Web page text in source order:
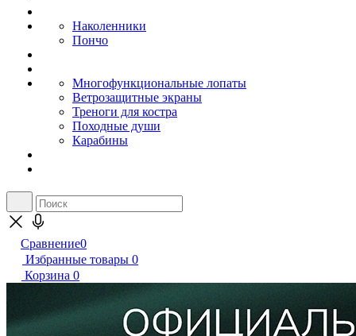
Наколенники
Пончо
Многофункциональные лопаты
Ветрозащитные экраны
Треноги для костра
Походные души
Карабины
Сравнение0
Избранные товары 0
Корзина 0